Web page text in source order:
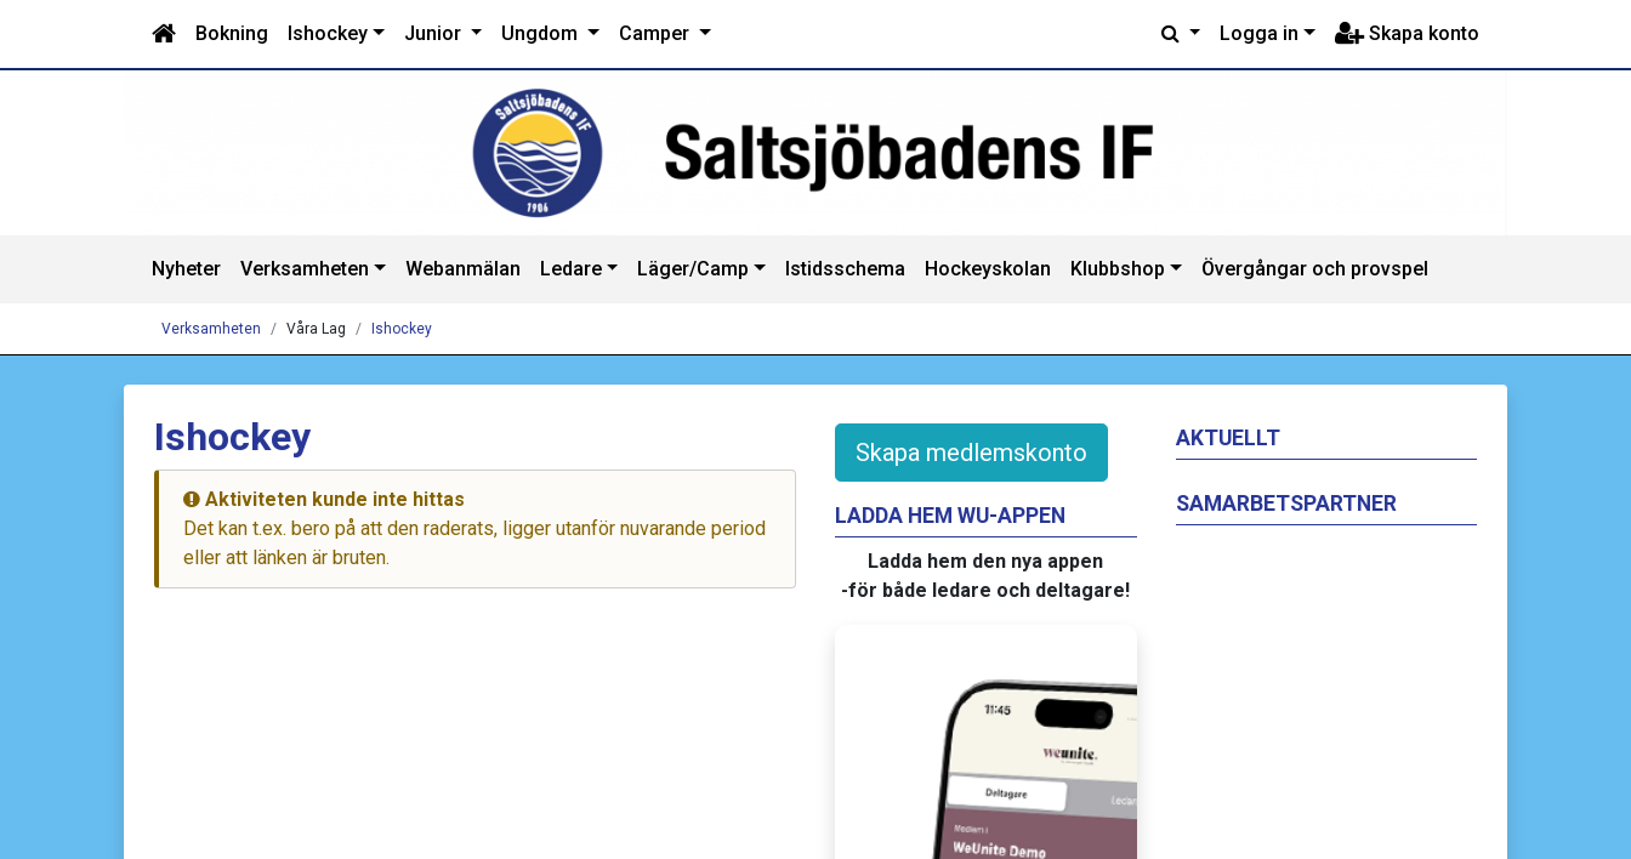
Bokning Ishockey Junior Ungdom Camper Logga in Skapa konto
Nyheter Verksamheten Webanmälan Ledare Läger/Camp Istidsschema Hockeyskolan Klubbshop Övergångar och provspel
Verksamheten Våra Lag Ishockey
Skapa medlemskonto
LADDA HEM WU-APPEN
Ladda hem den nya appen
-för både ledare och deltagare!
Ishockey
Aktiviteten kunde inte hittas
Det kan t.ex. bero på att den raderats, ligger utanför nuvarande period
eller att länken är bruten.
AKTUELLT
SAMARBETSPARTNER